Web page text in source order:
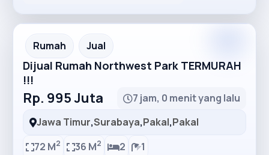
Recommended
Rumah Jual
Dijual Rumah Northwest Park TERMURAH
!!!
Rp. 995 Juta
7 jam, 0 menit yang lalu
Jawa Timur,Surabaya,Pakal,Pakal
72 M2 36 M2 2 1